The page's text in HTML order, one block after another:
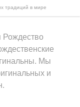
традиций в мире
Рождество
Мы
и